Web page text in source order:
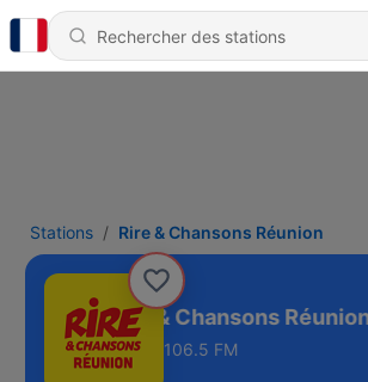
Stations Rire & Chansons Réunion
Rire & Chansons Réunion
106.5 FM